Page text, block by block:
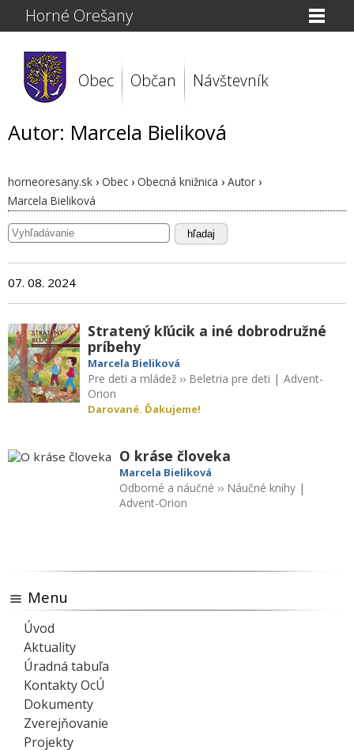
Horné Orešany
Obec Občan Návštevník
Autor: Marcela Bieliková
horneoresany.sk › Obec › Obecná knižnica › Autor ›
Marcela Bieliková
hľadaj
07. 08. 2024
Stratený kľúcik a iné dobrodružné
príbehy
Marcela Bieliková
Pre deti a mládež›› Beletria pre deti | Advent-
Orion
Darované. Ďakujeme!
O kráse človeka
Marcela Bieliková
Odborné a náučné ›› Náučné knihy |
Advent-Orion
Menu
Úvod
Aktuality
Úradná tabuľa
Kontakty OcÚ
Dokumenty
Zverejňovanie
Projekty